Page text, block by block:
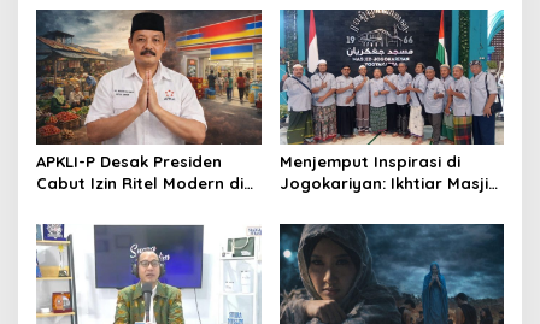
Jalur Prestasi
Kreatif Global
APKLI-P Desak Presiden
Cabut Izin Ritel Modern di
Rakyat
Menjemput Inspirasi di
Jogokariyan: Ikhtiar Masjid
Mewujudkan Manajemen
Berbasis Umat